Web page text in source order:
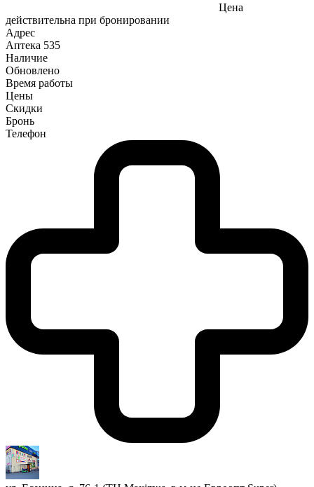
Цена
действительна при бронировании
Адрес
Аптека 535
Наличие
Обновлено
Время работы
Цены
Скидки
Бронь
Телефон